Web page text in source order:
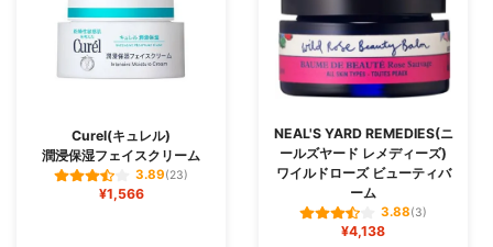
Curel(キュレル)
潤浸保湿フェイスクリーム
3.89(23)
¥1,566
NEAL'S YARD REMEDIES(ニ
ールズヤード レメディーズ)
ワイルドローズ ビューティバ
ーム
3.88(3)
¥4,138